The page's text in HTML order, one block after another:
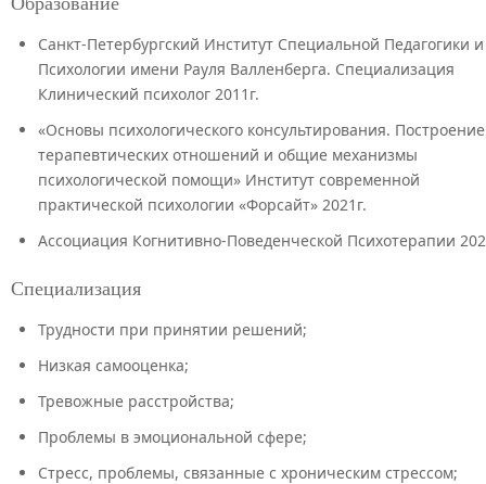
Санкт-Петербургский Институт Специальной Педагогики и
Психологии имени Рауля Валленберга. Специализация
Клинический психолог 2011г.
«Основы психологического консультирования. Построение
терапевтических отношений и общие механизмы
психологической помощи» Институт современной
практической психологии «Форсайт» 2021г.
Ассоциация Когнитивно-Поведенческой Психотерапии
Специализация
Трудности при принятии решений;
Низкая самооценка;
Тревожные расстройства;
Проблемы в эмоциональной сфере;
Стресс, проблемы, связанные с хроническим стрессом;